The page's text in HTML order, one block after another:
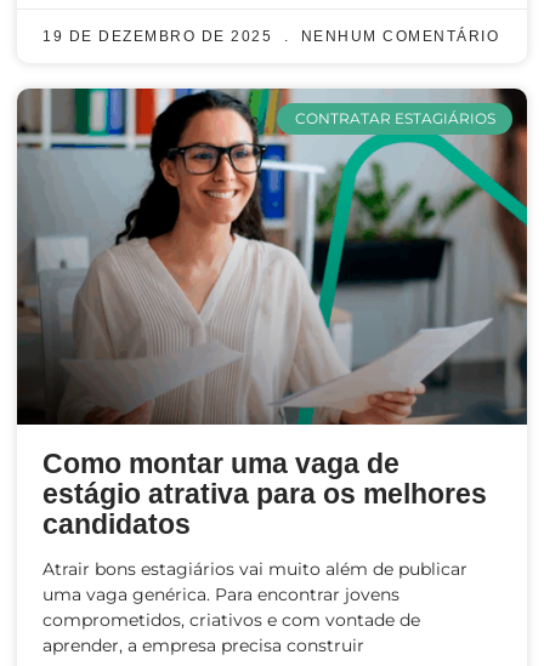
19 DE DEZEMBRO DE 2025 NENHUM COMENTÁRIO
CONTRATAR ESTAGIÁRIOS
Como montar uma vaga de
estágio atrativa para os melhores
candidatos
Atrair bons estagiários vai muito além de publicar
uma vaga genérica. Para encontrar jovens
comprometidos, criativos e com vontade de
aprender, a empresa precisa construir